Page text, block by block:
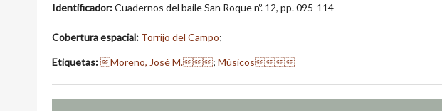
Identificador:Cuadernos del baile San Roque nº. 12, pp. 095-114
Cobertura espacial: Torrijo del Campo;
Etiquetas: Moreno, José M. ; Músicos